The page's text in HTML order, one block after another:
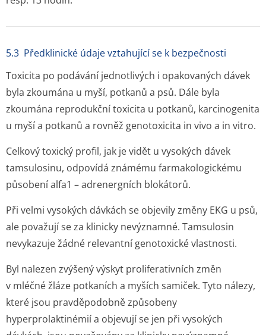
5.3 Předklinické údaje vztahující se k bezpečnosti
Toxicita po podávání jednotlivých i opakovaných dávek
byla zkoumána u myší, potkanů a psů. Dále byla
zkoumána reprodukční toxicita u potkanů, karcinogenita
u myší a potkanů a rovněž genotoxicita in vivo a in vitro.
Celkový toxický profil, jak je vidět u vysokých dávek
tamsulosinu, odpovídá známému farmakologickému
působení alfa1 – adrenergních blokátorů.
Při velmi vysokých dávkách se objevily změny EKG u psů,
ale považují se za klinicky nevýznamné. Tamsulosin
nevykazuje žádné relevantní genotoxické vlastnosti.
Byl nalezen zvýšený výskyt proliferativních změn
v mléčné žláze potkaních a myších samiček. Tyto nálezy,
které jsou pravděpodobně způsobeny
hyperprolaktinémií a objevují se jen při vysokých